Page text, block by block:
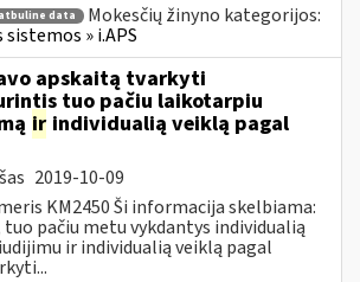
atbuline data
Mokesčių žinyno kategorijos:
» i.APS
apskaitą tvarkyti
tuo pačiu laikotarpiu
ir individualią veiklą pagal
2019-10-09
KM2450 Ši informacija skelbiama:
tuo pačiu metu vykdantys individualią
ir individualią veiklą pagal